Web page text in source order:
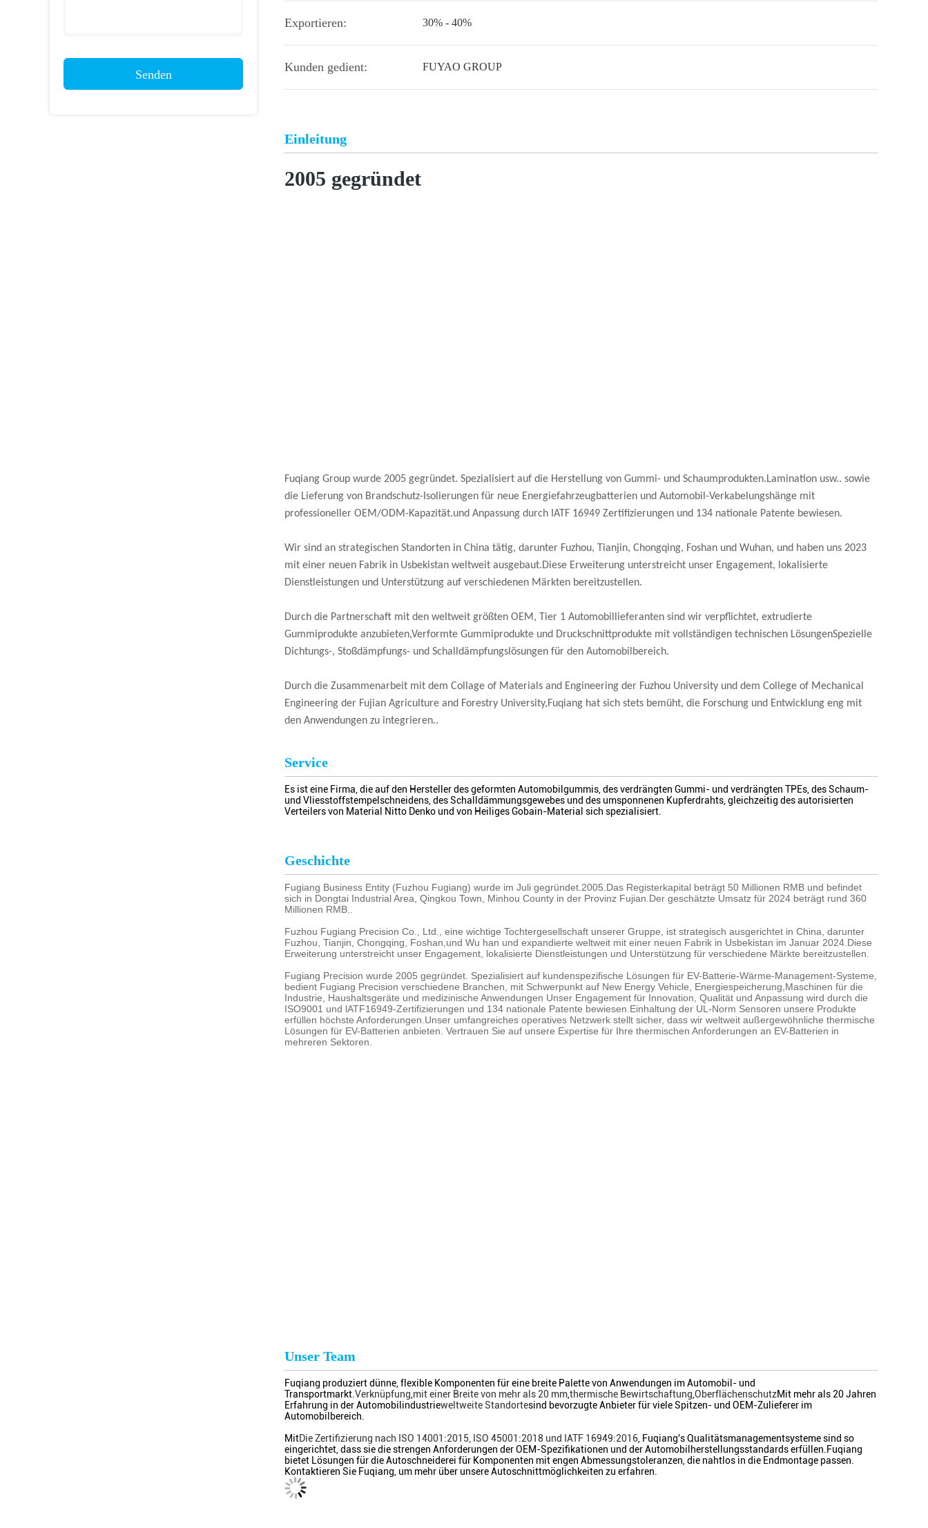
Senden
Exportieren: 30% - 40%
Kunden gedient: FUYAO GROUP
Einleitung
2005 gegründet
Fuqiang Group wurde 2005 gegründet. Spezialisiert auf die Herstellung von Gummi- und Schaumprodukten.Lamination usw.. sowie
die Lieferung von Brandschutz-Isolierungen für neue Energiefahrzeugbatterien und Automobil-Verkabelungshänge mit
professioneller OEM/ODM-Kapazität.und Anpassung durch IATF 16949 Zertifizierungen und 134 nationale Patente bewiesen.
Wir sind an strategischen Standorten in China tätig, darunter Fuzhou, Tianjin, Chongqing, Foshan und Wuhan, und haben uns 2023
mit einer neuen Fabrik in Usbekistan weltweit ausgebaut.Diese Erweiterung unterstreicht unser Engagement, lokalisierte
Dienstleistungen und Unterstützung auf verschiedenen Märkten bereitzustellen.
Durch die Partnerschaft mit den weltweit größten OEM, Tier 1 Automobillieferanten sind wir verpflichtet, extrudierte
Gummiprodukte anzubieten,Verformte Gummiprodukte und Druckschnittprodukte mit vollständigen technischen LösungenSpezielle
Dichtungs-, Stoßdämpfungs- und Schalldämpfungslösungen für den Automobilbereich.
Durch die Zusammenarbeit mit dem Collage of Materials and Engineering der Fuzhou University und dem College of Mechanical
Engineering der Fujian Agriculture and Forestry University,Fuqiang hat sich stets bemüht, die Forschung und Entwicklung eng mit
den Anwendungen zu integrieren..
Service
Es ist eine Firma, die auf den Hersteller des geformten Automobilgummis, des verdrängten Gummi- und verdrängten TPEs, des Schaum-
und Vliesstoffstempelschneidens, des Schalldämmungsgewebes und des umsponnenen Kupferdrahts, gleichzeitig des autorisierten
Verteilers von Material Nitto Denko und von Heiliges Gobain-Material sich spezialisiert.